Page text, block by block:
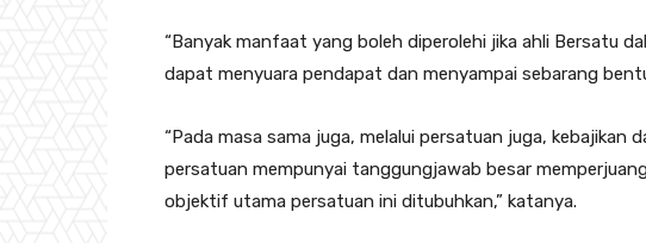
“Banyak manfaat yang boleh diperolehi jika ahli Bersatu
dapat menyuara pendapat dan menyampai sebarang
“Pada masa sama juga, melalui persatuan juga, kebajikan
persatuan mempunyai tanggungjawab besar
objektif utama persatuan ini ditubuhkan,” katanya.